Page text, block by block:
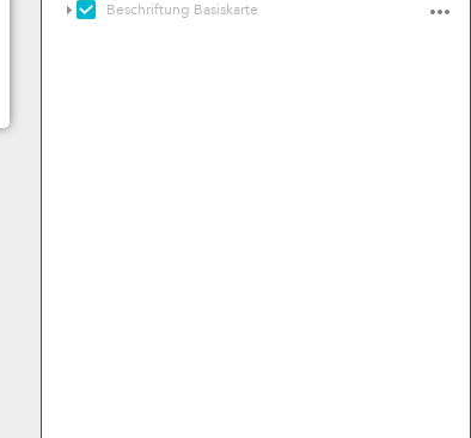
Beschriftung Basiskarte